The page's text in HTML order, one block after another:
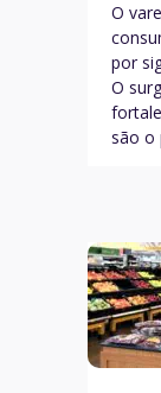
O
por
O
são o